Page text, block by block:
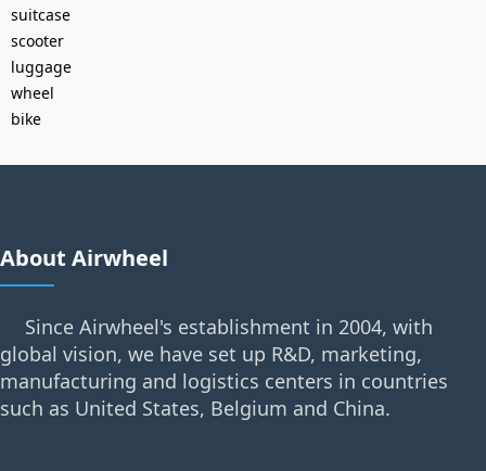
suitcase
scooter
luggage
wheel
bike
About Airwheel
Since Airwheel's establishment in 2004, with
global vision, we have set up R&D, marketing,
manufacturing and logistics centers in countries
such as United States, Belgium and China.